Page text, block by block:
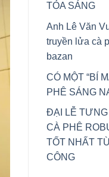
TỎA SÁNG
Anh Lê Văn
truyền lửa cà
bazan
CÓ MỘT “BÍ
PHÊ SÁNG
ĐẠI LỄ
CÀ PHÊ
TỐT NHẤT
CÔNG